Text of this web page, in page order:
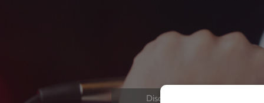
Discjockeys